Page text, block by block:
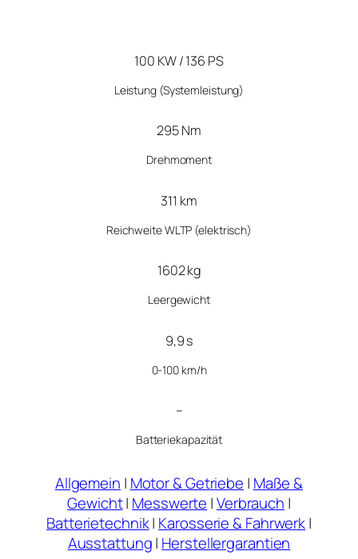
100 KW / 136 PS
Leistung(Systemleistung)
295 Nm
Drehmoment
311 km
Reichweite WLTP (elektrisch)
1602 kg
Leergewicht
9,9 s
0-100 km/h
–
Batteriekapazität
Allgemein | Motor & Getriebe | Maße &
Gewicht| Messwerte |Verbrauch |
Batterietechnik| Karosserie & Fahrwerk|
Ausstattung| Herstellergarantien